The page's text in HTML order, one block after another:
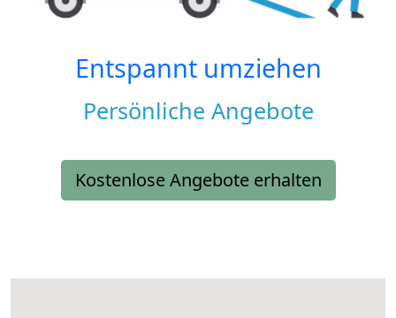
Entspannt umziehen
Persönliche Angebote
Kostenlose Angebote erhalten